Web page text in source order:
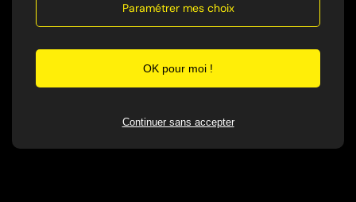
✅ Signes de réaction
Présence de boutons ou réactions allergiques
Paramétrer mes choix
OK pour moi !
Continuer sans accepter